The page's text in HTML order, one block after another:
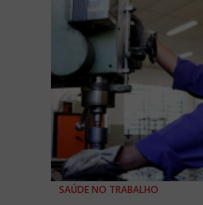
SAÚDE NO TRABALHO